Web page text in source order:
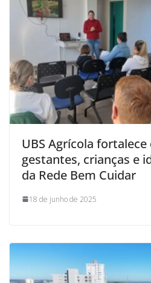
UBS Agrícola
gestantes, crianças e
da Rede Bem Cuidar
18 de junho de 2025